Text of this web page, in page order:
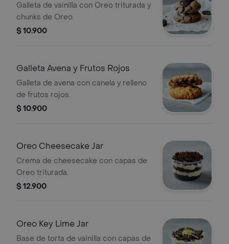
Galleta de vainilla con Oreo triturada y
chunks de Oreo.
$ 10.900
Galleta Avena y Frutos Rojos
Galleta de avena con canela y relleno
de frutos rojos.
$ 10.900
Oreo Cheesecake Jar
Crema de cheesecake con capas de
Oreo triturada.
$ 12.900
Oreo Key Lime Jar
Base de torta de vainilla con capas de